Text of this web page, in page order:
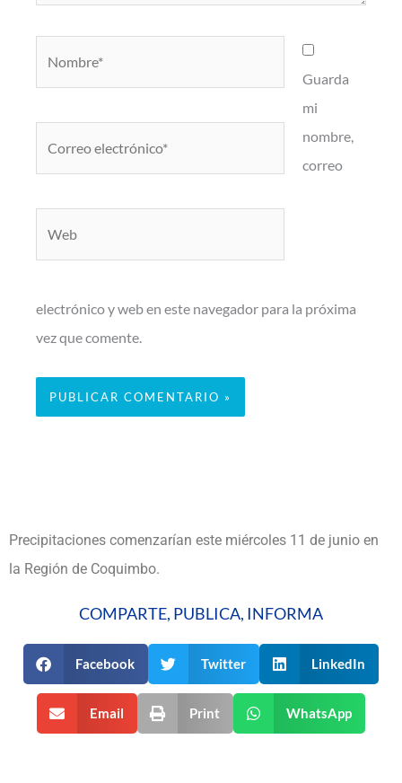
Guarda
mi
nombre,
correo
electrónico y web en este navegador para la próxima
vez que comente.
Precipitaciones comenzarían este miércoles 11 de junio en
la Región de Coquimbo.
COMPARTE, PUBLICA, INFORMA
Facebook Twitter LinkedIn
Email Print WhatsApp